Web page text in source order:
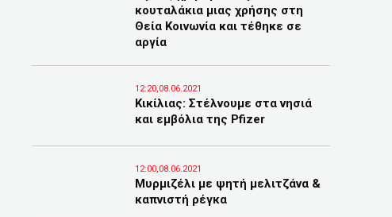
κουταλάκια μιας χρήσης στη
Θεία Κοινωνία και τέθηκε σε
αργία
12:20,08.06.2021
Κικίλιας: Στέλνουμε στα νησιά
και εμβόλια της Pfizer
12:00,08.06.2021
Μυρμιζέλι με ψητή μελιτζάνα &
καπνιστή ρέγκα